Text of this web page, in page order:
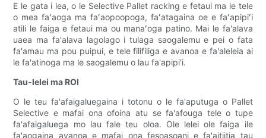
E le gata i lea, o le Selective Pallet racking e fetaui ma le tele
o mea faʻaoga ma faʻaopoopoga, faʻatagaina oe e faʻapipiʻi
atili le faiga e fetaui ma ou manaʻoga patino. Mai le fa'alava
uaea ma fa'alava lagolago i tulaga saogalemu e pei o fata
fa'amau ma pou puipui, e tele filifiliga e avanoa e fa'aleleia ai
le fa'atinoga ma le saogalemu o lau fa'apipi'i.
Tau-lelei ma ROI
O le teu fa'afaigaluegaina i totonu o le fa'aputuga o Pallet
Selective e mafai ona ofoina atu se fa'afouga tele o tupe
fa'afaigaluega mo lau fale teu oloa. Ole lelei ole faiga ile
fa'aogaina avanoa e mafai ona fesoasoani e fa'aitiitia tau